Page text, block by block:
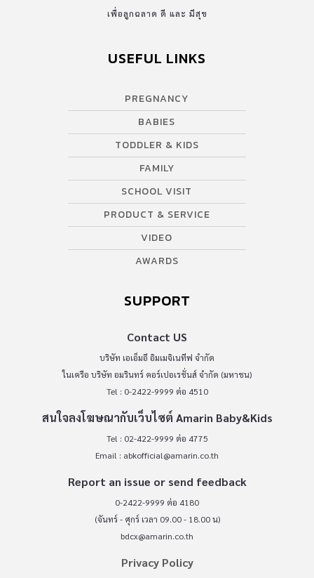
เพื่อลูกฉลาด ดี และ มีสุข
USEFUL LINKS
PREGNANCY
BABIES
TODDLER & KIDS
FAMILY
SCHOOL VISIT
PRODUCT & SERVICE
VIDEO
AWARDS
SUPPORT
Contact US
บริษัท เอเอ็มอี อิมเมจิเนทีฟ จำกัด
ในเครือ บริษัท อมรินทร์ คอร์เปอเรชั่นส์ จำกัด (มหาชน)
Tel : 0-2422-9999 ต่อ 4510
สนใจลงโฆษณากับเว็บไซต์ Amarin Baby&Kids
Tel : 02-422-9999 ต่อ 4775
Email : abkofficial@amarin.co.th
Report an issue or send feedback
0-2422-9999 ต่อ 4180
(จันทร์ - ศุกร์ เวลา 09.00 - 18.00 น)
bdcx@amarin.co.th
Privacy Policy